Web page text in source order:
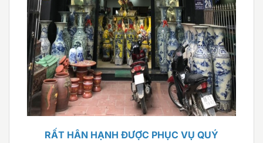
RẤT HÂN HẠNH ĐƯỢC PHỤC VỤ QUÝ